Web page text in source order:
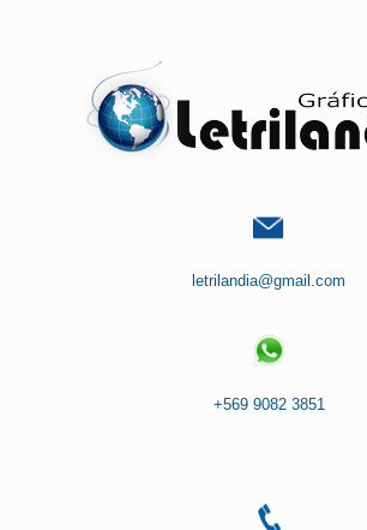
letrilandia@gmail.com
+569 9082 3851